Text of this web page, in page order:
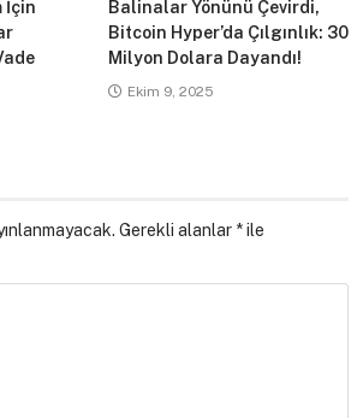
İçin
Balinalar Yönünü Çevirdi,
Bitcoin Hyper’da Çılgınlık: 30
Milyon Dolara Dayandı!
Ekim 9, 2025
Gerekli alanlar *ile